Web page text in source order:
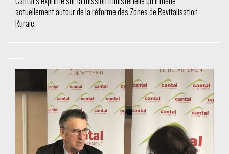
actuellement autour de la réforme des Zones de Revitalisation
Rurale.